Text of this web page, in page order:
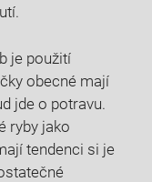
je použití
obecné mají
jde o potravu.
ryby jako
tendenci si je